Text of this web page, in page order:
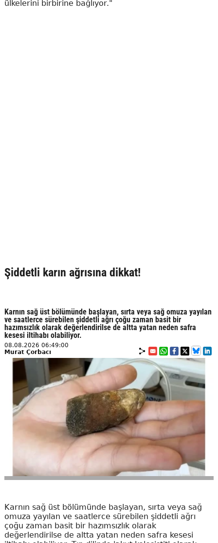
ülkelerini birbirine bağlıyor."
Şiddetli karın ağrısına dikkat!
Karnın sağ üst bölümünde başlayan, sırta veya sağ omuza yayılan
ve saatlerce sürebilen şiddetli ağrı çoğu zaman basit bir
hazımsızlık olarak değerlendirilse de altta yatan neden safra
kesesi iltihabı olabiliyor.
08.08.2026 06:49:00
Murat Çorbacı
Karnın sağ üst bölümünde başlayan, sırta veya sağ
omuza yayılan ve saatlerce sürebilen şiddetli ağrı
çoğu zaman basit bir hazımsızlık olarak
değerlendirilse de altta yatan neden safra kesesi